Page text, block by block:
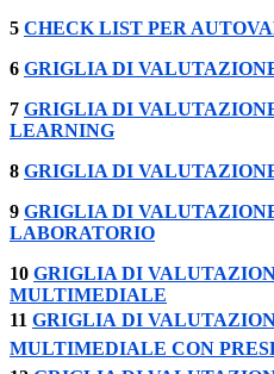
5 CHECK LIST PER
6 GRIGLIA DI
7 GRIGLIA DI
LEARNING
8 GRIGLIA DI
9 GRIGLIA DI
LABORATORIO
10 GRIGLIA DI
MULTIMEDIALE
11 GRIGLIA DI
MULTIMEDIALE CON